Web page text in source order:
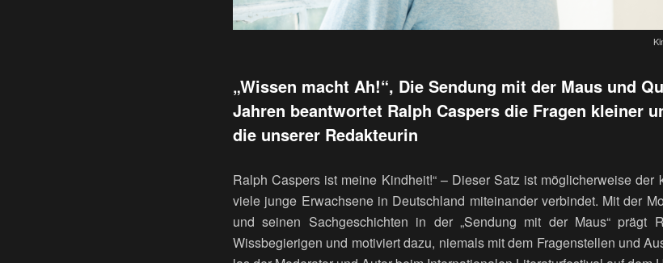
„Wissen macht Ah!“, Die Sendung mit der Maus und
Jahren beantwortet Ralph Caspers die Fragen kleiner
die unserer Redakteurin
Ralph Caspers ist meine Kindheit!“ – Dieser Satz ist möglicherweise der
viele junge Erwachsene in Deutschland miteinander verbindet. Mit der
und seinen Sachgeschichten in der „Sendung mit der Maus“ prägt
Wissbegierigen und motiviert dazu, niemals mit dem Fragenstellen und